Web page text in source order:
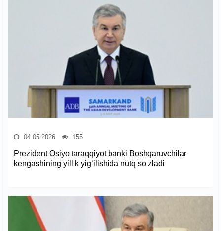
04.05.2026 155
Prezident Osiyo taraqqiyot banki Boshqaruvchilar
kengashining yillik yig‘ilishida nutq so‘zladi